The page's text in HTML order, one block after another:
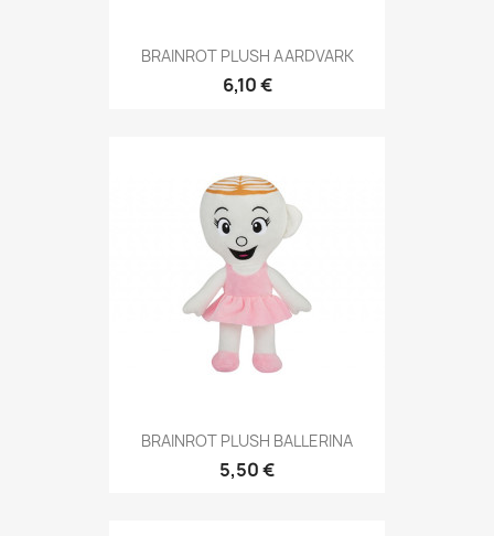
BRAINROT PLUSH AARDVARK
6,10 €
BRAINROT PLUSH BALLERINA
5,50 €